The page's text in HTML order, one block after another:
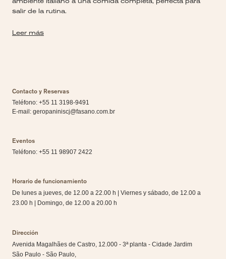
salir de la rutina.
Leer más
Contacto y Reservas
Teléfono: +55 11 3198-9491
E-mail: geropaniniscj@fasano.com.br
Eventos
Teléfono: +55 11 98907 2422
Horario de funcionamiento
De lunes a jueves, de 12.00 a 22.00 h | Viernes y sábado, de 12.00 a
23.00 h | Domingo, de 12.00 a 20.00 h
Dirección
Avenida Magalhães de Castro, 12.000 - 3ª planta - Cidade Jardim
São Paulo - São Paulo,